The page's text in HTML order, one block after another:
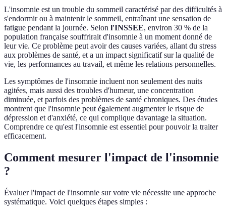
L'insomnie est un trouble du sommeil caractérisé par des difficultés à
s'endormir ou à maintenir le sommeil, entraînant une sensation de
fatigue pendant la journée. Selon l'INSSEE, environ 30 % de la
population française souffrirait d'insomnie à un moment donné de
leur vie. Ce problème peut avoir des causes variées, allant du stress
aux problèmes de santé, et a un impact significatif sur la qualité de
vie, les performances au travail, et même les relations personnelles.
Les symptômes de l'insomnie incluent non seulement des nuits
agitées, mais aussi des troubles d'humeur, une concentration
diminuée, et parfois des problèmes de santé chroniques. Des études
montrent que l'insomnie peut également augmenter le risque de
dépression et d'anxiété, ce qui complique davantage la situation.
Comprendre ce qu'est l'insomnie est essentiel pour pouvoir la traiter
efficacement.
Comment mesurer l'impact de l'insomnie
?
Évaluer l'impact de l'insomnie sur votre vie nécessite une approche
systématique. Voici quelques étapes simples :